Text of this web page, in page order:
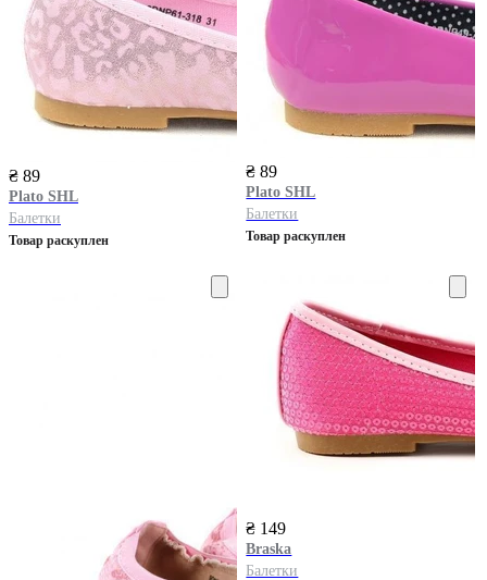
₴ 89
Plato SHL
Балетки
Товар раскуплен
₴ 89
Plato SHL
Балетки
Товар раскуплен
₴ 149
Braska
Балетки